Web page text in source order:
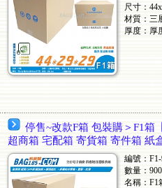
尺寸：
材質：三
厚度：厚
停售~改款F箱 包裝購＞F1箱
超商箱 宅配箱 寄貨箱 寄件箱 紙
編號：
數量：
名稱：F1